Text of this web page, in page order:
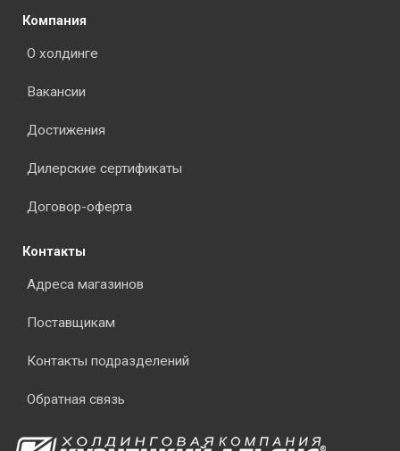
Компания
О холдинге
Вакансии
Достижения
Дилерские сертификаты
Договор-оферта
Контакты
Адреса магазинов
Поставщикам
Контакты подразделений
Обратная связь